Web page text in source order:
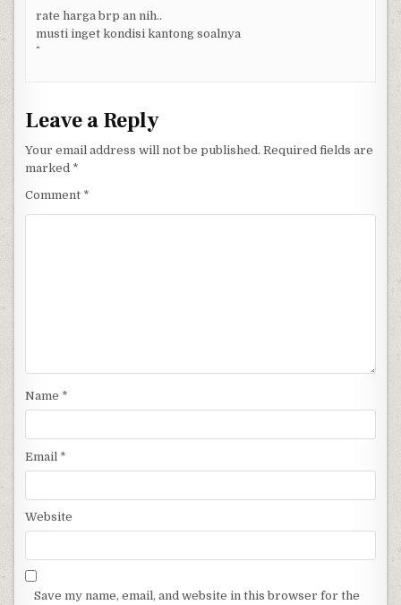
rate harga brp an nih..
musti inget kondisi kantong soalnya
Leave a Reply
Your email address will not be published. Required fields are
marked *
Comment *
Name *
Email *
Website
Save my name, email, and website in this browser for the